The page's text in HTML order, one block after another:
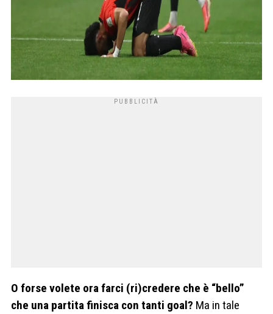
O forse volete ora farci (ri)credere che è “bello”
che una partita finisca con tanti goal? Ma in tale